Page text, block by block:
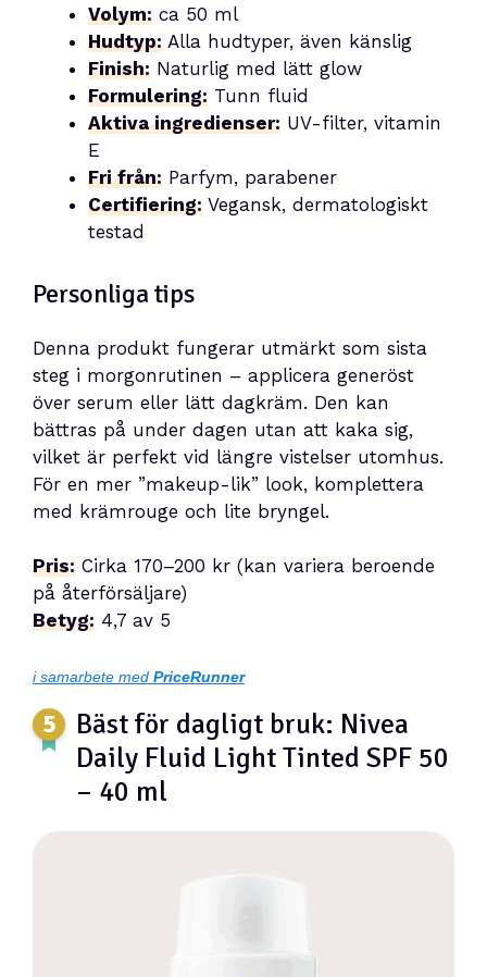
Volym: ca 50 ml
Hudtyp: Alla hudtyper, även känslig
Finish: Naturlig med lätt glow
Formulering: Tunn fluid
Aktiva ingredienser: UV-filter, vitamin
E
Fri från: Parfym, parabener
Certifiering: Vegansk, dermatologiskt
testad
Personliga tips
Denna produkt fungerar utmärkt som sista
steg i morgonrutinen – applicera generöst
över serum eller lätt dagkräm. Den kan
bättras på under dagen utan att kaka sig,
vilket är perfekt vid längre vistelser utomhus.
För en mer ”makeup-lik” look, komplettera
med krämrouge och lite bryngel.
Pris: Cirka 170–200 kr (kan variera beroende
på återförsäljare)
Betyg: 4,7 av 5
i samarbete med PriceRunner
Bäst för dagligt bruk: Nivea
Daily Fluid Light Tinted SPF 50
– 40 ml